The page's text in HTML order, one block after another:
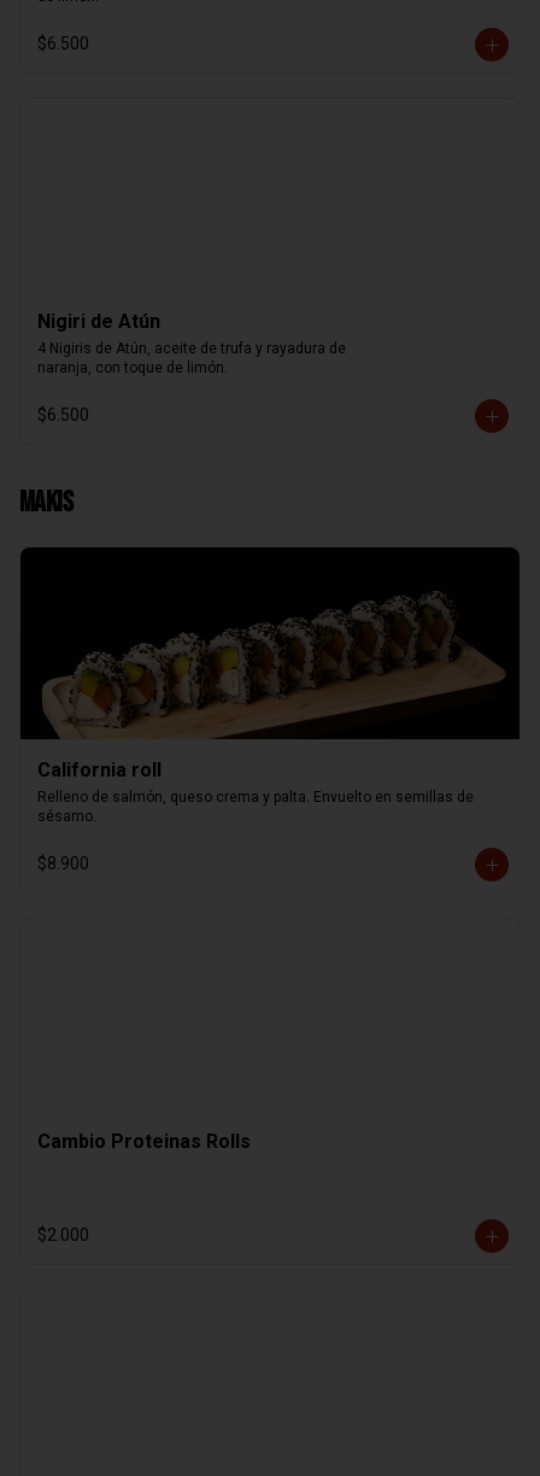
$6.500
Nigiri de Atún
4 Nigiris de Atún, aceite de trufa y rayadura de
naranja, con toque de limón.
$6.500
Makis
California roll
Relleno de salmón, queso crema y palta. Envuelto en semillas de
sésamo.
$8.900
Cambio Proteinas Rolls
$2.000